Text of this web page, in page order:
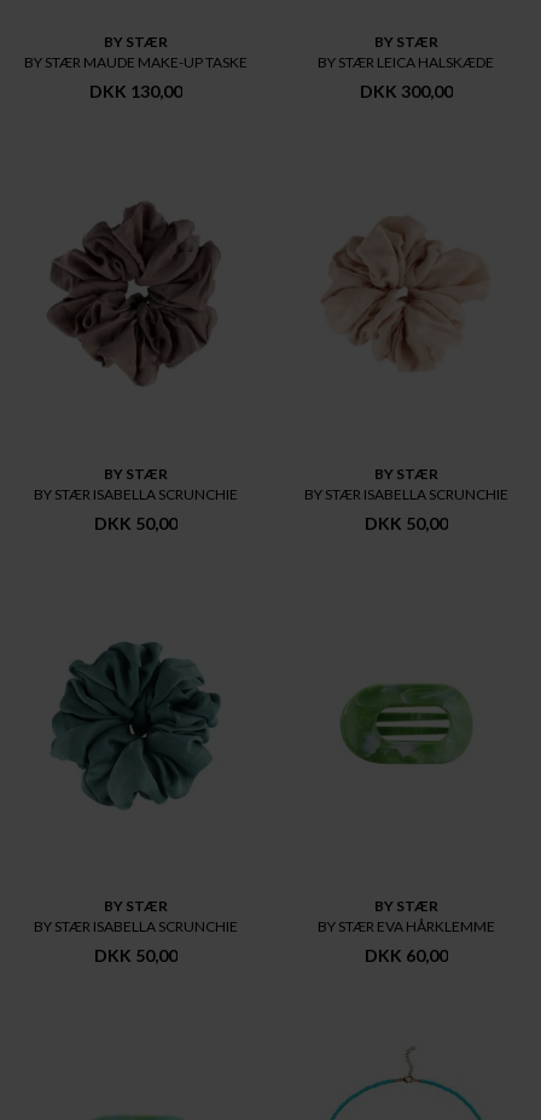
BY STÆR
BY STÆR MAUDE MAKE-UP TASKE
DKK 130,00
BY STÆR
BY STÆR LEICA HALSKÆDE
DKK 300,00
BY STÆR
BY STÆR ISABELLA SCRUNCHIE
DKK 50,00
BY STÆR
BY STÆR ISABELLA SCRUNCHIE
DKK 50,00
BY STÆR
BY STÆR ISABELLA SCRUNCHIE
DKK 50,00
BY STÆR
BY STÆR EVA HÅRKLEMME
DKK 60,00